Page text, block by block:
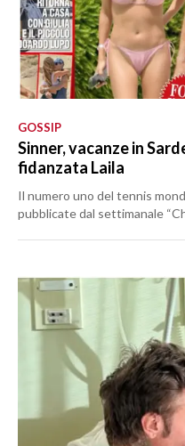
GOSSIP
Sinner, vacanze in
fidanzata Laila
Il numero uno del tennis
pubblicate dal settimanale